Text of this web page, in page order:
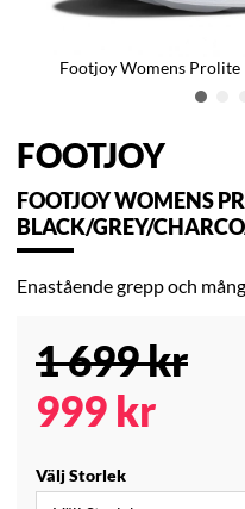
Footjoy Womens
FOOTJOY
FOOTJOY WOMENS
BLACK/GREY/
Enastående grepp och
1 699kr
999 kr
Välj Storlek